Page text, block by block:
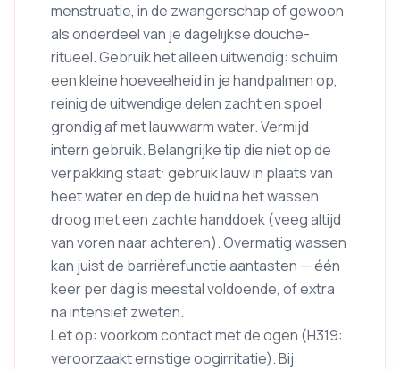
menstruatie, in de zwangerschap of gewoon
als onderdeel van je dagelijkse douche-
ritueel. Gebruik het alleen uitwendig: schuim
een kleine hoeveelheid in je handpalmen op,
reinig de uitwendige delen zacht en spoel
grondig af met lauwwarm water. Vermijd
intern gebruik. Belangrijke tip die niet op de
verpakking staat: gebruik lauw in plaats van
heet water en dep de huid na het wassen
droog met een zachte handdoek (veeg altijd
van voren naar achteren). Overmatig wassen
kan juist de barrièrefunctie aantasten — één
keer per dag is meestal voldoende, of extra
na intensief zweten.
Let op: voorkom contact met de ogen (H319:
veroorzaakt ernstige oogirritatie). Bij